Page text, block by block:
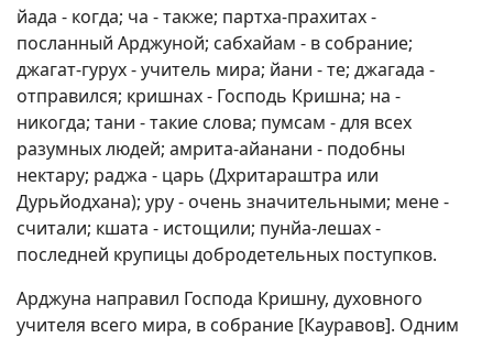
йада - когда; ча - также; партха-прахитах -
посланный Арджуной; сабхайам - в собрание;
джагат-гурух - учитель мира; йани - те; джагада -
отправился; кришнах - Господь Кришна; на -
никогда; тани - такие слова; пумсам - для всех
разумных людей; амрита-айанани - подобны
нектару; раджа - царь (Дхритараштра или
Дурьйодхана); уру - очень значительными; мене -
считали; кшата - истощили; пунйа-лешах -
последней крупицы добродетельных поступков.
Арджуна направил Господа Кришну, духовного
учителя всего мира, в собрание [Кауравов]. Одним